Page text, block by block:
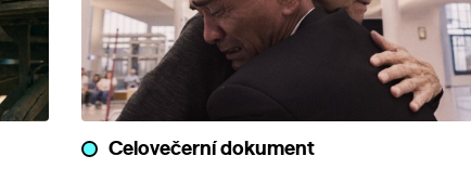
Celovečerní dokument